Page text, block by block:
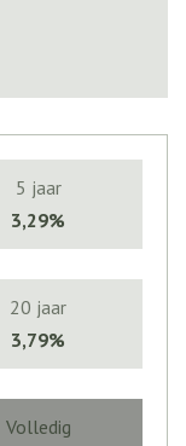
5 jaar
3,29%
20 jaar
3,79%
Volledig